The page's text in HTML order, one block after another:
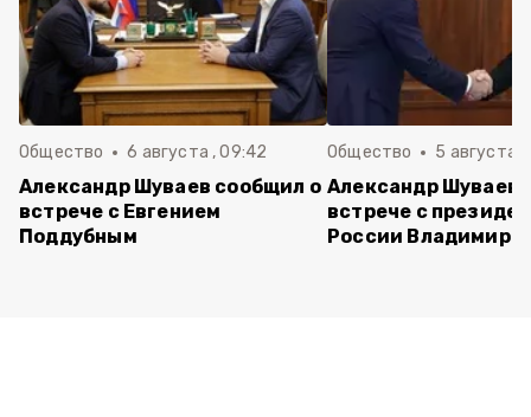
Общество 6 августа , 09:42
Александр Шуваев сообщил о
встрече с Евгением
Поддубным
Общество 5 августа ,
Александр Шуваев
встрече с
России